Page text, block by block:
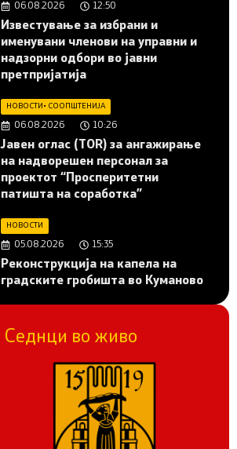
06.08.2026 12:50
Известување за избрани и
именувани членови на управни и
надзорни одбори во јавни
претпријатија
НОВОСТИ • СООПШТЕНИЈА
06.08.2026 10:26
Јавен оглас (ТОR) за ангажирање
на надворешен персонал за
проектот “Просперитетни
патишта на соработка”
НОВОСТИ
05.08.2026 15:35
Реконструкција на капела на
градските гробишта во Куманово
Седнци во живо